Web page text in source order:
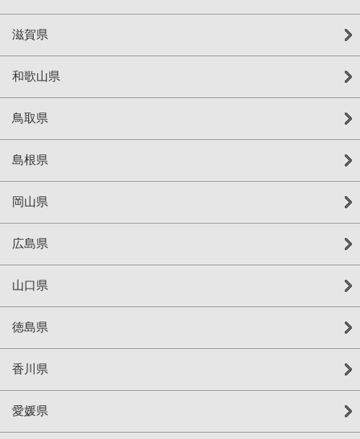
滋賀県
和歌山県
鳥取県
島根県
岡山県
広島県
山口県
徳島県
香川県
愛媛県